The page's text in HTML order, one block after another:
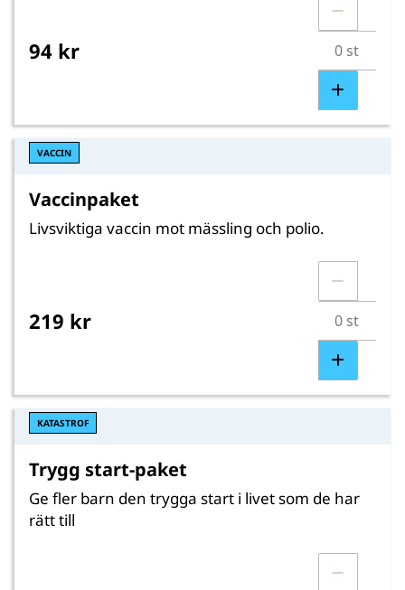
94 kr
VACCIN
Vaccinpaket
Livsviktiga vaccin mot mässling och polio.
219 kr
KATASTROF
Trygg start-paket
Ge fler barn den trygga start i livet som de har
rätt till